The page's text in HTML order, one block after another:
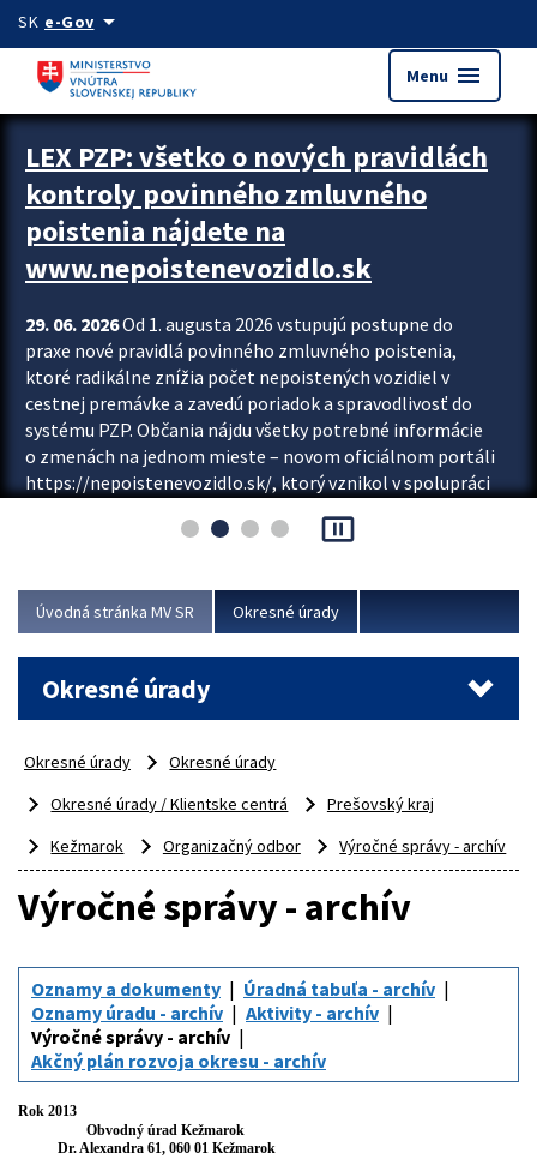
Preskocit na hlavný obsah
SK e-Govarrow_drop_down
Menu menu
Zastavit automatický posun upútavok
LEX PZP: všetko o nových pravidlách
kontroly povinného zmluvného
poistenia nájdete na
www.nepoistenevozidlo.sk
29. 06. 2026Od 1. augusta 2026 vstupujú postupne do
praxe nové pravidlá povinného zmluvného poistenia,
ktoré radikálne znížia počet nepoistených vozidiel v
cestnej premávke a zavedú poriadok a spravodlivosť do
systému PZP. Občania nájdu všetky potrebné informácie
o zmenách na jednom mieste – novom oficiálnom portáli
https://nepoistenevozidlo.sk/, ktorý vznikol v spolupráci
asociácie poisťovní (SLASPO) a Ministerstva vnútra SR.
Viac
pause_presentation
Úvodná stránka MV SR Okresné úrady
Okresné úrady
Okresné úrady
Okresné úrady
Okresné úrady / Klientske centrá
Prešovský kraj
Kežmarok
Organizačný odbor Výročné správy - archív
Výročné správy - archív
Oznamy a dokumenty
Úradná tabuľa - archív
Oznamy úradu - archív
Aktivity - archív
Výročné správy - archív
Akčný plán rozvoja okresu - archív
Rok 2013
Obvodný úrad Kežmarok
Dr. Alexandra 61, 060 01 Kežmarok